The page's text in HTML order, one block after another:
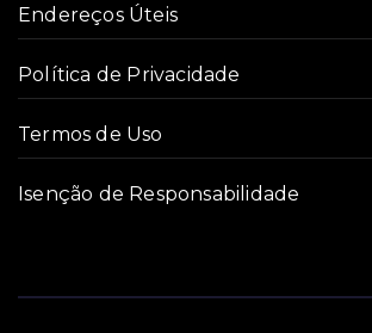
Endereços Úteis
Política de Privacidade
Termos de Uso
Isenção de Responsabilidade